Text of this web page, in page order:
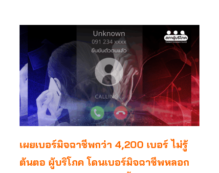
เผยเบอร์มิจฉาชีพกว่า 4,200 เบอร์ ไม่รู้
ต้นตอ ผู้บริโภค โดนเบอร์มิจฉาชีพหลอก